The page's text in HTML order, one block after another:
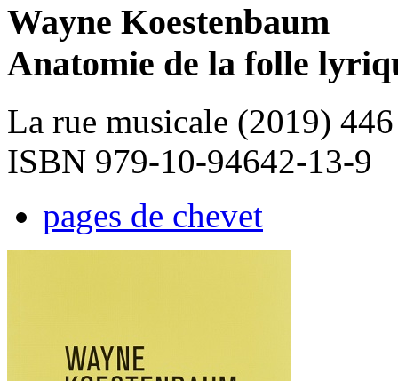
Wayne Koestenbaum
Anatomie de la folle
La rue musicale (2019) 446
ISBN 979-10-94642-13-9
pages de chevet